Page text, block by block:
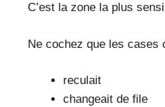
C’est la zone la plus
Ne cochez que les cases
reculait
changeait de file